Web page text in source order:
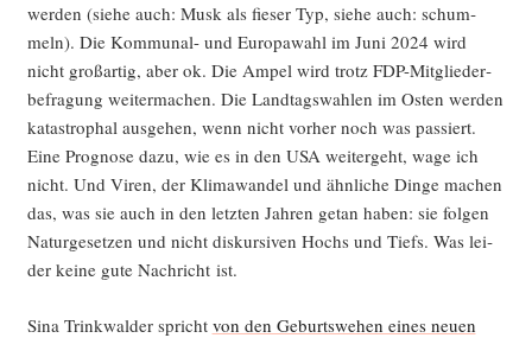
wer­den (sie­he auch: Musk als fie­ser Typ, sie­he auch: schum­
meln). Die Kom­mu­nal- und Euro­pa­wahl im Juni 2024 wird
nicht groß­ar­tig, aber ok. Die Ampel wird trotz FDP-Mit­glie­der­
be­fra­gung wei­ter­ma­chen. Die Land­tags­wah­len im Osten wer­den
kata­stro­phal aus­ge­hen, wenn nicht vor­her noch was pas­siert.
Eine Pro­gno­se dazu, wie es in den USA wei­ter­geht, wage ich
nicht. Und Viren, der Kli­ma­wan­del und ähn­li­che Din­ge machen
das, was sie auch in den letz­ten Jah­ren getan haben: sie fol­gen
Natur­ge­set­zen und nicht dis­kur­si­ven Hochs und Tiefs. Was lei­
der kei­ne gute Nach­richt ist.
Sina Trink­wal­der spricht von den Geburts­we­hen eines neu­en